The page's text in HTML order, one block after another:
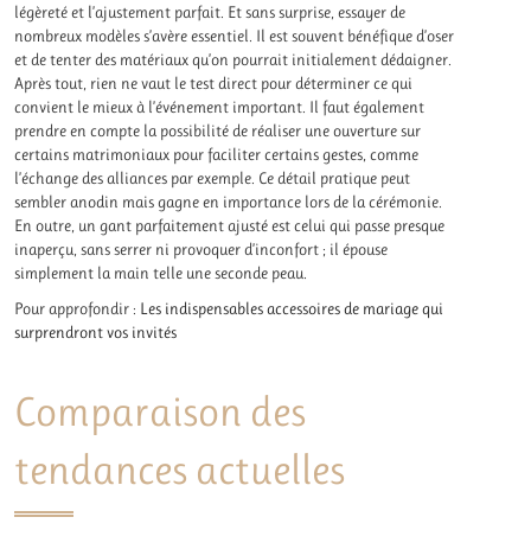
légèreté et l’ajustement parfait. Et sans surprise, essayer de
nombreux modèles s’avère essentiel. Il est souvent bénéfique d’oser
et de tenter des matériaux qu’on pourrait initialement dédaigner.
Après tout, rien ne vaut le test direct pour déterminer ce qui
convient le mieux à l’événement important. Il faut également
prendre en compte la possibilité de réaliser une ouverture sur
certains matrimoniaux pour faciliter certains gestes, comme
l’échange des alliances par exemple. Ce détail pratique peut
sembler anodin mais gagne en importance lors de la cérémonie.
En outre, un gant parfaitement ajusté est celui qui passe presque
inaperçu, sans serrer ni provoquer d’inconfort ; il épouse
simplement la main telle une seconde peau.
Pour approfondir : Les indispensables accessoires de mariage qui
surprendront vos invités
Comparaison des
tendances actuelles